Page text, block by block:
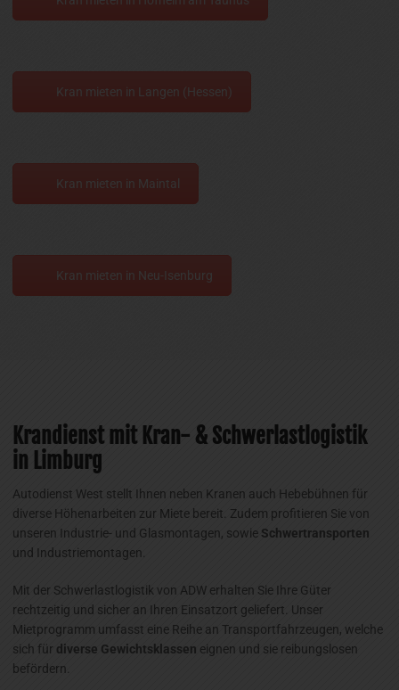
Kran mieten in Langen (Hessen)
Kran mieten in Maintal
Kran mieten in Neu-Isenburg
Krandienst mit Kran- & Schwerlastlogistik
in Limburg
Autodienst West stellt Ihnen neben Kranen auch Hebebühnen für
diverse Höhenarbeiten zur Miete bereit. Zudem profitieren Sie von
unseren Industrie- und Glasmontagen, sowie Schwertransporten
und Industriemontagen.
Mit der Schwerlastlogistik von ADW erhalten Sie Ihre Güter
rechtzeitig und sicher an Ihren Einsatzort geliefert. Unser
Mietprogramm umfasst eine Reihe an Transportfahrzeugen, welche
sich für diverse Gewichtsklassen eignen und sie reibungslosen
befördern.